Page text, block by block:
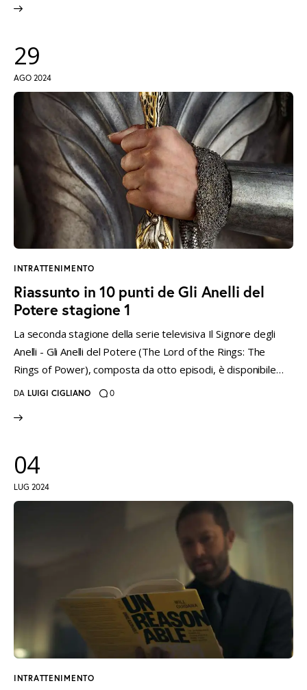
29
AGO 2024
INTRATTENIMENTO
Riassunto in 10 punti de Gli Anelli del
Potere stagione 1
La seconda stagione della serie televisiva Il Signore degli
Anelli - Gli Anelli del Potere (The Lord of the Rings: The
Rings of Power), composta da otto episodi, è disponibile…
DA LUIGI CIGLIANO 0
04
LUG 2024
INTRATTENIMENTO